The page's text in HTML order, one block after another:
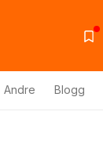
Andre Blogg